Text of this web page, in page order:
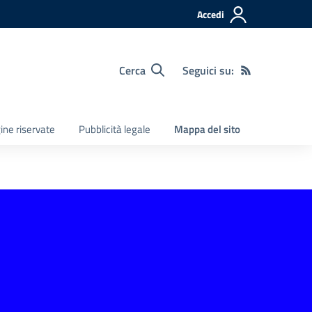
Accedi
Cerca Seguici su:
riservate Pubblicità legale Mappa del sito